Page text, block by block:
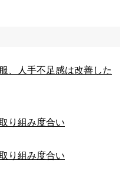
、人手不足感は改善した
り組み度合い
り組み度合い